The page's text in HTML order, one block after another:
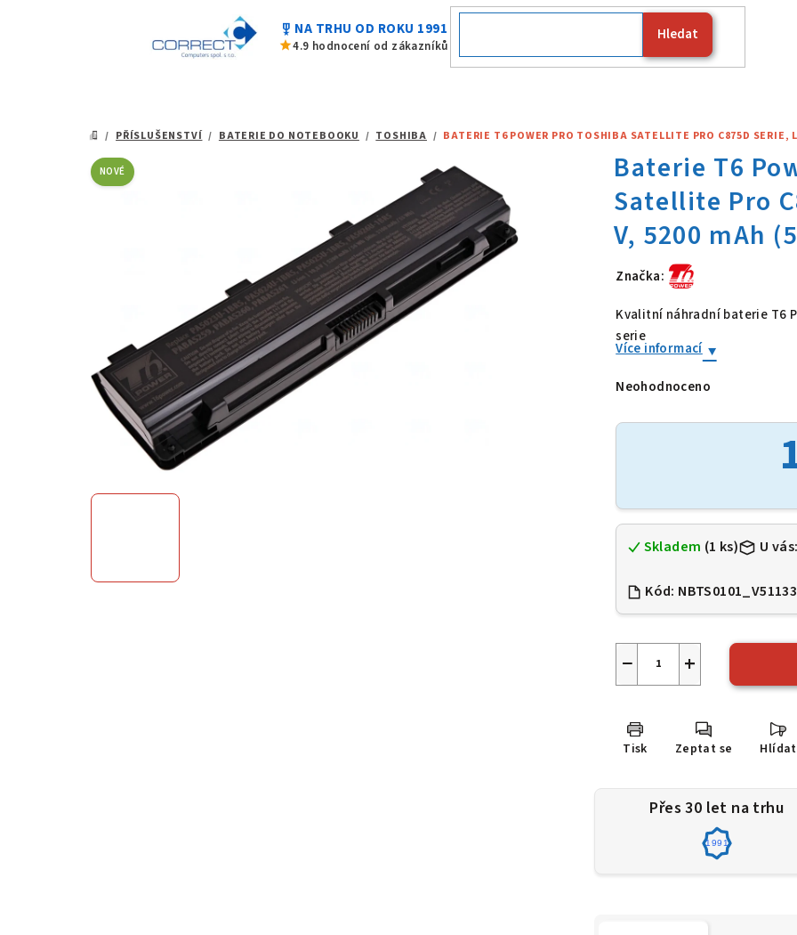
military_tech NA TRHU OD ROKU 1991
star4.9 hodnocení od zákazníků
Hledat
DOMŮ
/ PŘÍSLUŠENSTVÍ / BATERIE DO NOTEBOOKU / TOSHIBA / BATERIE T6 POWER PRO TOSHIBA SATELLITE PRO C875D
Značka:
Baterie T6
Kvalitní náhradní baterie T6
serie
Více informací
Průměrné
produktu
je
Neohodnoceno
Skladem (1 ks) U vás:
Kód: NBTS0101_V51133
+
−
Tisk Zeptat se Hlídat
NOVÉ
Přes 30 let na trhu
1991
hvězdiček.